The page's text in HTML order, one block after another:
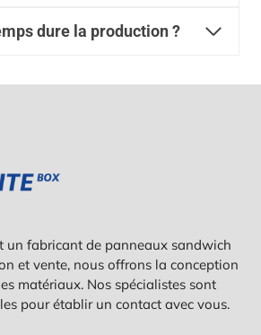
dure la production ?
un fabricant de panneaux sandwich
et vente, nous offrons la conception
matériaux. Nos spécialistes sont
pour établir un contact avec vous.